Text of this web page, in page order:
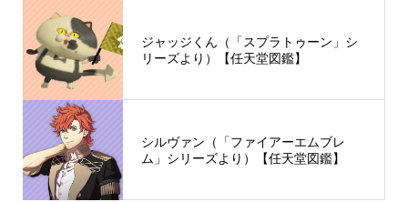
ジャッジくん（「スプラトゥーン」シ
リーズより）【任天堂図鑑】
シルヴァン（「ファイアーエムブレ
ム」シリーズより）【任天堂図鑑】